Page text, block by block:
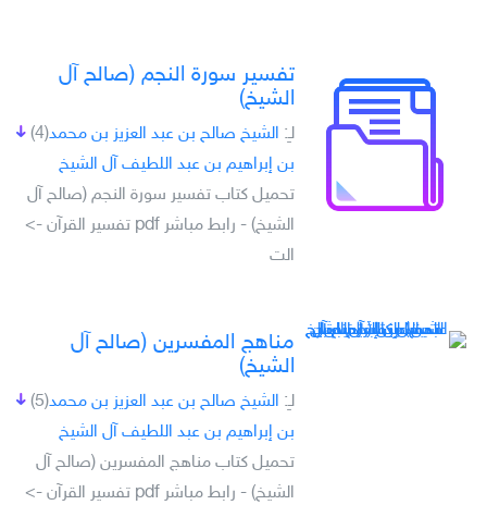
تفسير سورة النجم (صالح آل
الشيخ)
(4) لـِ: الشيخ صالح بن عبد العزيز بن محمد
بن إبراهيم بن عبد اللطيف آل الشيخ
تحميل كتاب تفسير سورة النجم (صالح آل
الشيخ) - رابط مباشر pdf تفسير القرآن ->
الت
مناهج المفسرين (صالح آل
الشيخ)
(5) لـِ: الشيخ صالح بن عبد العزيز بن محمد
بن إبراهيم بن عبد اللطيف آل الشيخ
تحميل كتاب مناهج المفسرين (صالح آل
الشيخ) - رابط مباشر pdf تفسير القرآن ->